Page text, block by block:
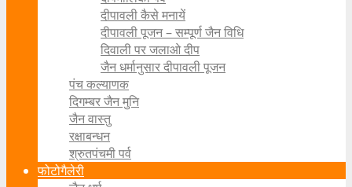
दीपावली कैसे मनायें
दीपावली पूजन – सम्पूर्ण जैन विधि
दिवाली पर जलाओ दीप
जैन धर्मानुसार दीपावली पूजन
पंच कल्याणक
दिगम्बर जैन मुनि
जैन वास्तु
रक्षाबन्धन
श्रुतपंचमी पर्व
फोटोगैलेरी